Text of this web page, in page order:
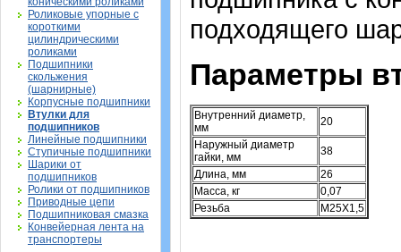
Роликовые упорные с
короткими
цилиндрическими
роликами
Подшипники
скольжения
(шарнирные)
Корпусные подшипники
Втулки для
подшипников
Линейные подшипники
Ступичные подшипники
Шарики от
подшипников
Ролики от подшипников
Приводные цепи
Подшипниковая смазка
Конвейерная лента на
транспортеры
подходящего
Параметры
Внутренний диаметр,
мм
20
Наружный диаметр
гайки, мм
38
Длина, мм
26
Масса, кг
0,07
Резьба
M25X1,5